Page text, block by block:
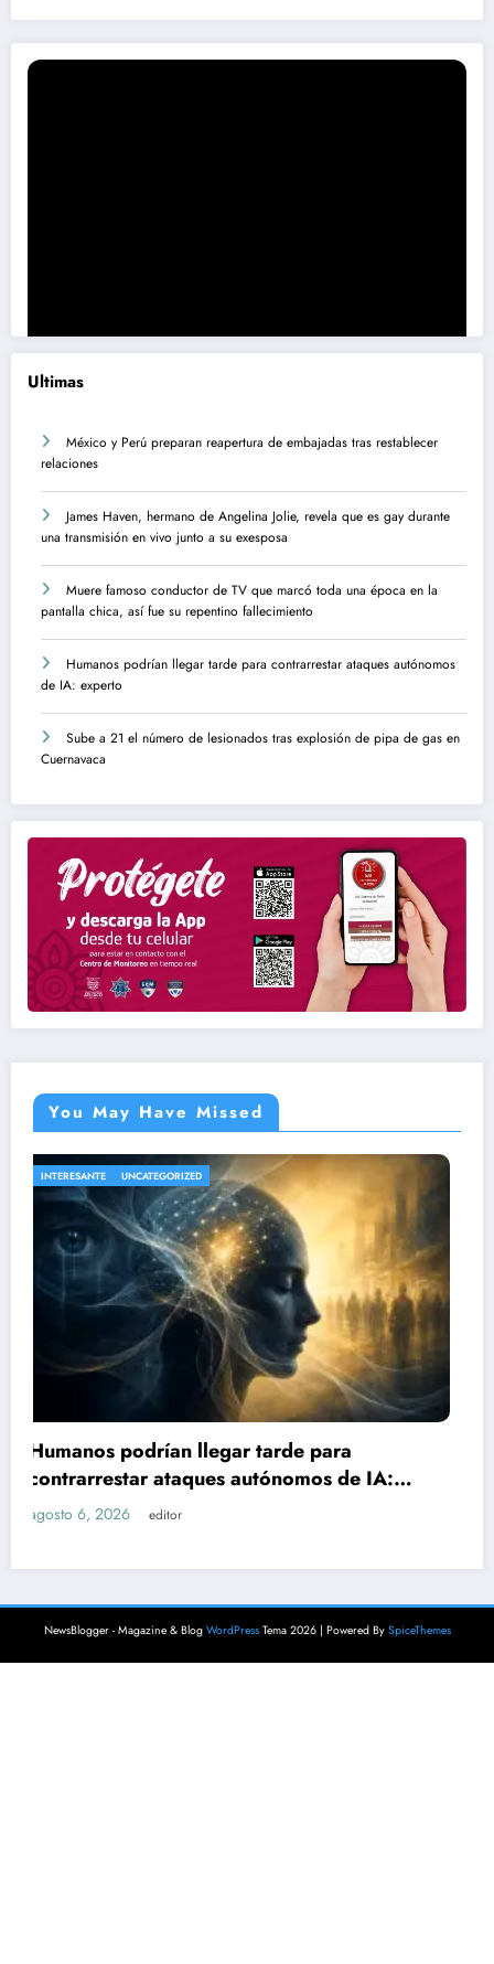
Ultimas
México y Perú preparan reapertura de embajadas tras restablecer
relaciones
James Haven, hermano de Angelina Jolie, revela que es gay durante
una transmisión en vivo junto a su exesposa
Muere famoso conductor de TV que marcó toda una época en la
pantalla chica, así fue su repentino fallecimiento
Humanos podrían llegar tarde para contrarrestar ataques autónomos
de IA: experto
Sube a 21 el número de lesionados tras explosión de pipa de gas en
Cuernavaca
You May Have Missed
NACIONAL UNCATEGORIZED
Sube a 21 el número de lesionados tras
explosión de pipa de gas en Cuernavaca
agosto 6, 2026 editor
NewsBlogger - Magazine & BlogWordPressTema 2026 | Powered BySpiceThemes